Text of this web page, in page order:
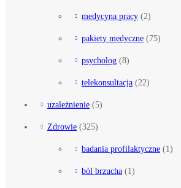
medycyna pracy (2)
pakiety medyczne (75)
psycholog (8)
telekonsultacja (22)
uzależnienie (5)
Zdrowie (325)
badania profilaktyczne (1)
ból brzucha (1)